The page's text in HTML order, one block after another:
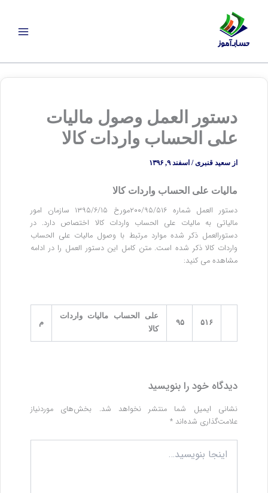
دستور العمل وصول مالیات
علی­ الحساب واردات کالا
از سعید قنبری/ اسفند ۹, ۱۳۹۶
مالیات علی الحساب واردات کالا
دستور العمل شماره ۲۰۰/۹۵/۵۱۶مورخ ۱۳۹۵/۶/۱۵ سازمان امور
مالیاتی به مالیات علی الحساب واردات کالا اختصاص دارد. در
دستورالعمل ذکر شده موارد مرتبط با وصول مالیات علی الحساب
واردات کالا ذکر شده است. متن کامل این دستور العمل را در ادامه
مشاهده می کنید:
۵۱۶ ۹۵
علی ­الحساب مالیات واردات
کالا
م
دیدگاه‌ خود را بنویسید
نشانی ایمیل شما منتشر نخواهد شد.
بخش‌های موردنیاز
علامت‌گذاری شده‌اند *
بنویسید…